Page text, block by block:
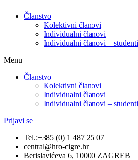
Članstvo
Kolektivni članovi
Individualni članovi
Individualni članovi – studenti
Menu
Članstvo
Kolektivni članovi
Individualni članovi
Individualni članovi – studenti
Prijavi se
Tel.:+385 (0) 1 487 25 07
central@hro-cigre.hr
Berislavićeva 6, 10000 ZAGREB